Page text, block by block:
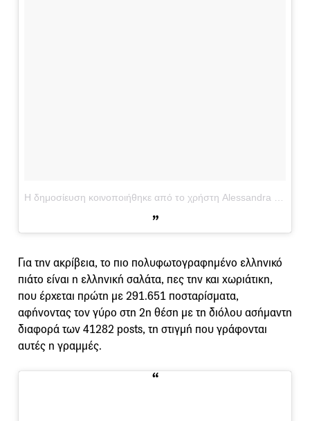
Για την ακρίβεια, το πιο πολυφωτογραφημένο ελληνικό
πιάτο είναι η ελληνική σαλάτα, πες την και χωριάτικη,
που έρχεται πρώτη με 291.651 ποσταρίσματα,
αφήνοντας τον γύρο στη 2η θέση με τη διόλου ασήμαντη
διαφορά των 41282 posts, τη στιγμή που γράφονται
αυτές η γραμμές.